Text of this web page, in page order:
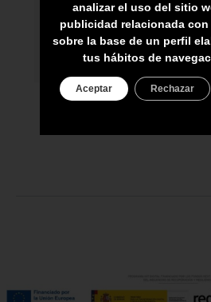
ASESORAMIENTO
PRECIO DEL
IGIC
analizar el uso del sitio
publicidad relacionada
sobre la base de un perfil
tus hábitos de
Aceptar Rechazar